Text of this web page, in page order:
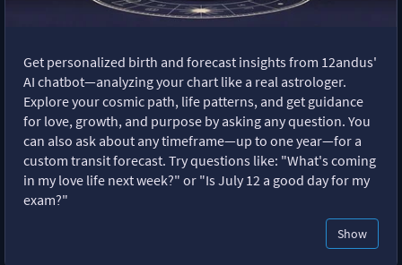
Get personalized birth and forecast insights from 12andus'
AI chatbot—analyzing your chart like a real astrologer.
Explore your cosmic path, life patterns, and get guidance
for love, growth, and purpose by asking any question. You
can also ask about any timeframe—up to one year—for a
custom transit forecast. Try questions like: "What's coming
in my love life next week?" or "Is July 12 a good day for my
exam?"
Show